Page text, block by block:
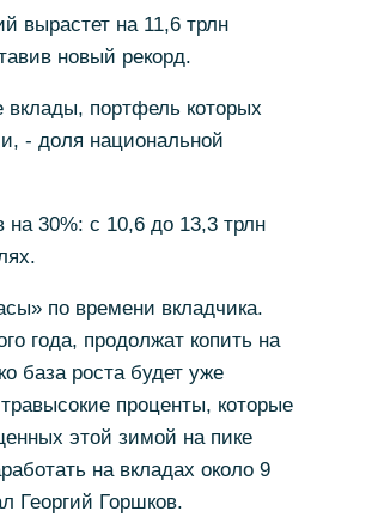
вырастет на 11,6 трлн
новый рекорд.
портфель которых
- доля национальной
на 30%: с 10,6 до 13,3 трлн
по времени вкладчика.
года, продолжат копить на
база роста будет уже
проценты, которые
этой зимой на пике
на вкладах около 9
Георгий Горшков.